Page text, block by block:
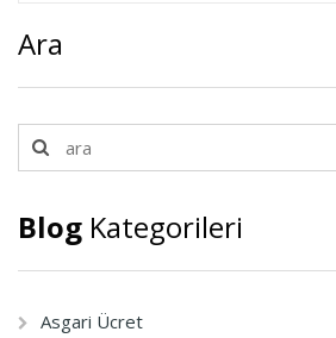
Ara
Blog Kategorileri
Asgari Ücret